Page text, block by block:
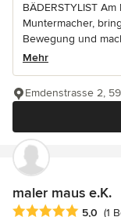
BÄDERSTYLIST
Muntermacher,
Bewegung und
Mehr
Emdenstrasse 2,
maler maus e.K.
Durchschnittliche
5,0 (1